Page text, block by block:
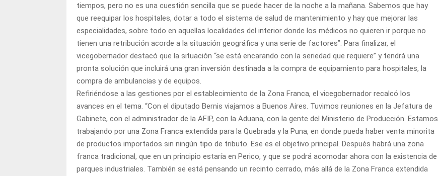
tiempos, pero no es una cuestión sencilla que se puede hacer de la noche a la mañana. Sabemos que hay
que reequipar los hospitales, dotar a todo el sistema de salud de mantenimiento y hay que mejorar las
especialidades, sobre todo en aquellas localidades del interior donde los médicos no quieren ir porque no
tienen una retribución acorde a la situación geográfica y una serie de factores”. Para finalizar, el
vicegobernador destacó que la situación “se está encarando con la seriedad que requiere” y tendrá una
pronta solución que incluirá una gran inversión destinada a la compra de equipamiento para hospitales, la
compra de ambulancias y de equipos.
Refiriéndose a las gestiones por el establecimiento de la Zona Franca, el vicegobernador recalcó los
avances en el tema. “Con el diputado Bernis viajamos a Buenos Aires. Tuvimos reuniones en la Jefatura de
Gabinete, con el administrador de la AFIP, con la Aduana, con la gente del Ministerio de Producción. Estamos
trabajando por una Zona Franca extendida para la Quebrada y la Puna, en donde pueda haber venta minorita
de productos importados sin ningún tipo de tributo. Ese es el objetivo principal. Después habrá una zona
franca tradicional, que en un principio estaría en Perico, y que se podrá acomodar ahora con la existencia de
parques industriales. También se está pensando un recinto cerrado, más allá de la Zona Franca extendida